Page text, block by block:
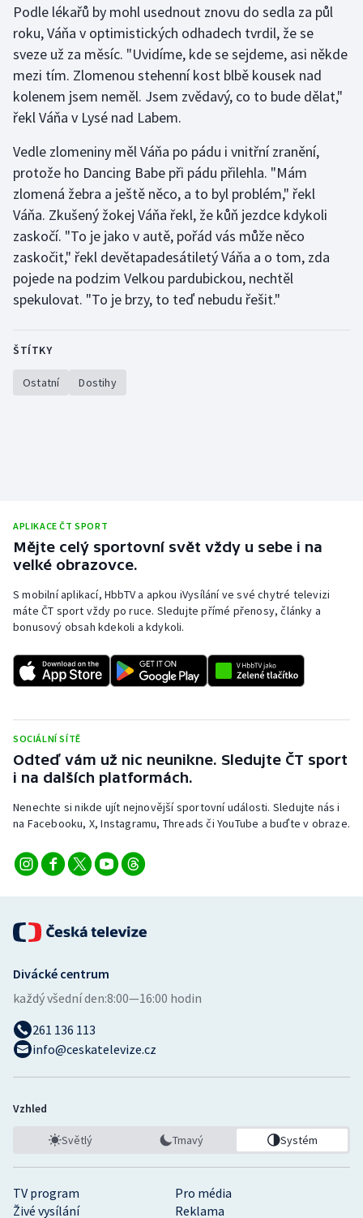
Rychlostní kanoistika
Short track
Sportovní střelba
Triatlon
Veslování
Vodní slalom
Volejbal
Podle lékařů by mohl usednout znovu do sedla za půl
roku, Váňa v optimistických odhadech tvrdil, že se
sveze už za měsíc. "Uvidíme, kde se sejdeme, asi někde
mezi tím. Zlomenou stehenní kost blbě kousek nad
kolenem jsem neměl. Jsem zvědavý, co to bude dělat,"
řekl Váňa v Lysé nad Labem.
Vedle zlomeniny měl Váňa po pádu i vnitřní zranění,
protože ho Dancing Babe při pádu přilehla. "Mám
zlomená žebra a ještě něco, a to byl problém," řekl
Váňa. Zkušený žokej Váňa řekl, že kůň jezdce kdykoli
zaskočí. "To je jako v autě, pořád vás může něco
zaskočit," řekl devětapadesátiletý Váňa a o tom, zda
pojede na podzim Velkou pardubickou, nechtěl
spekulovat. "To je brzy, to teď nebudu řešit."
ŠTÍTKY
Ostatní Dostihy
APLIKACE ČT SPORT
Mějte celý sportovní svět vždy u sebe i na
velké obrazovce.
S mobilní aplikací, HbbTV a apkou iVysílání ve své chytré televizi
máte ČT sport vždy po ruce. Sledujte přímé přenosy, články a
bonusový obsah kdekoli a kdykoli.
SOCIÁLNÍ SÍTĚ
Odteď vám už nic neunikne. Sledujte ČT sport
i na dalších platformách.
Nenechte si nikde ujít nejnovější sportovní události. Sledujte nás i
na Facebooku, X, Instagramu, Threads či YouTube a buďte v obraze.
TV program
Pro média
Živé vysílání
Reklama
Divácké centrum
každý všední den:8:00—16:00 hodin
261 136 113
info@ceskatelevize.cz
Vzhled
Světlý Tmavý Systém